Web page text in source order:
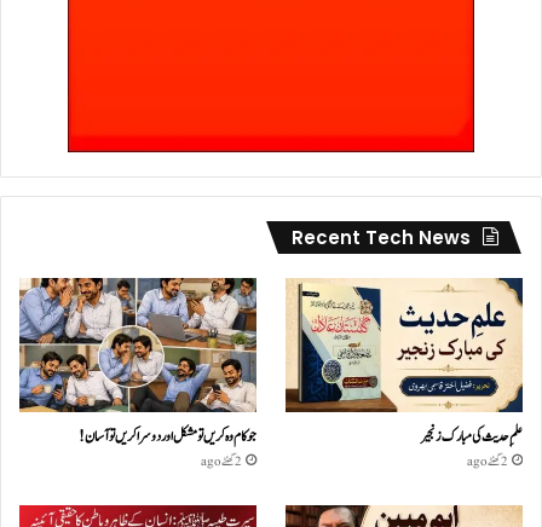
Recent Tech News
علمِ حدیث کی مبارک زنجیر
2 گھنٹے ago
جو کام وہ کریں تو مشکل اور دوسرا کریں تو آسان !
2 گھنٹے ago